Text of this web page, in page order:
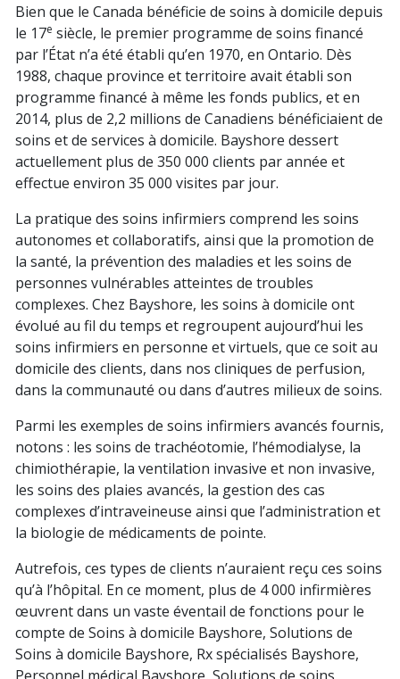
Bien que le Canada bénéficie de soins à domicile depuis
le 17e siècle, le premier programme de soins financé
par l’État n’a été établi qu’en 1970, en Ontario. Dès
1988, chaque province et territoire avait établi son
programme financé à même les fonds publics, et en
2014, plus de 2,2 millions de Canadiens bénéficiaient de
soins et de services à domicile. Bayshore dessert
actuellement plus de 350 000 clients par année et
effectue environ 35 000 visites par jour.
La pratique des soins infirmiers comprend les soins
autonomes et collaboratifs, ainsi que la promotion de
la santé, la prévention des maladies et les soins de
personnes vulnérables atteintes de troubles
complexes. Chez Bayshore, les soins à domicile ont
évolué au fil du temps et regroupent aujourd’hui les
soins infirmiers en personne et virtuels, que ce soit au
domicile des clients, dans nos cliniques de perfusion,
dans la communauté ou dans d’autres milieux de soins.
Parmi les exemples de soins infirmiers avancés fournis,
notons : les soins de trachéotomie, l’hémodialyse, la
chimiothérapie, la ventilation invasive et non invasive,
les soins des plaies avancés, la gestion des cas
complexes d’intraveineuse ainsi que l’administration et
la biologie de médicaments de pointe.
Autrefois, ces types de clients n’auraient reçu ces soins
qu’à l’hôpital. En ce moment, plus de 4 000 infirmières
œuvrent dans un vaste éventail de fonctions pour le
compte de Soins à domicile Bayshore, Solutions de
Soins à domicile Bayshore, Rx spécialisés Bayshore,